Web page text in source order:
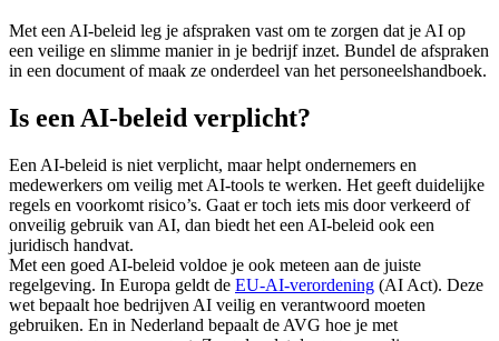
Met een AI-beleid leg je afspraken vast om te zorgen dat je AI op
een veilige en slimme manier in je bedrijf inzet. Bundel de afspraken
in een document of maak ze onderdeel van het personeelshandboek.
Is een AI-beleid verplicht?
Een AI‑beleid is niet verplicht, maar helpt ondernemers en
medewerkers om veilig met AI‑tools te werken. Het geeft duidelijke
regels en voorkomt risico’s. Gaat er toch iets mis door verkeerd of
onveilig gebruik van AI, dan biedt het een AI‑beleid ook een
juridisch handvat.
Met een goed AI-beleid voldoe je ook meteen aan de juiste
regelgeving. In Europa geldt de EU-AI-verordening (AI Act). Deze
wet bepaalt hoe bedrijven AI veilig en verantwoord moeten
gebruiken. En in Nederland bepaalt de AVG hoe je met